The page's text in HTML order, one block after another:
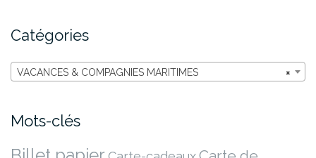
Catégories
×
VACANCES & COMPAGNIES MARITIMES
Mots-clés